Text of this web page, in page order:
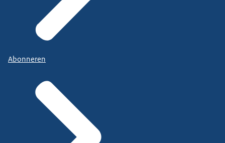
Abonneren